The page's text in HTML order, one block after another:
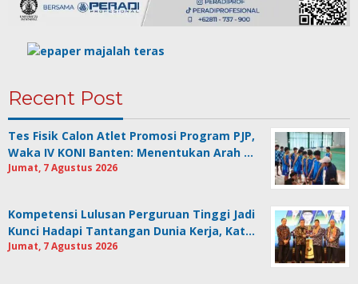
Recent Post
Tes Fisik Calon Atlet Promosi Program PJP,
Waka IV KONI Banten: Menentukan Arah …
Jumat, 7 Agustus 2026
Kompetensi Lulusan Perguruan Tinggi Jadi
Kunci Hadapi Tantangan Dunia Kerja, Kat…
Jumat, 7 Agustus 2026